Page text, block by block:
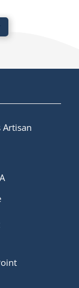
Artisan